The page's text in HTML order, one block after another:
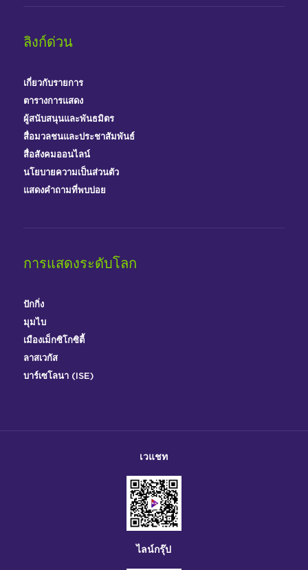
ลิงก์ด่วน
เกี่ยวกับรายการ
ตารางการแสดง
ผู้สนับสนุนและพันธมิตร
สื่อมวลชนและประชาสัมพันธ์
สื่อสังคมออนไลน์
นโยบายความเป็นส่วนตัว
แสดงคำถามที่พบบ่อย
การแสดงระดับโลก
ปักกิ่ง
มุมไบ
เมืองเม็กซิโกซิตี้
ลาสเวกัส
บาร์เซโลนา (ISE)
เวแชท
ไลน์กรุ๊ป